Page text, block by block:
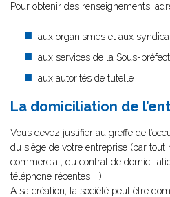
Pour obtenir des renseignements,
aux organismes et aux
aux services de la Sous-
aux autorités de tutelle
La domiciliation de
Vous devez justifier au greffe de
du siège de votre entreprise (par tout
commercial, du contrat de
téléphone récentes ...).
A sa création, la société peut être